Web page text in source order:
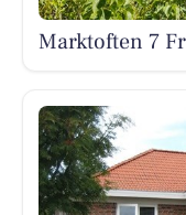
Marktoften 7